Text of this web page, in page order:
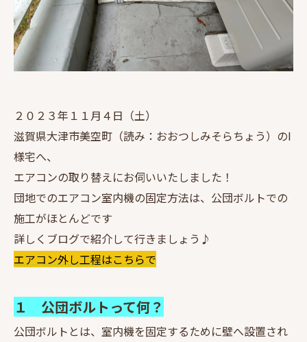
２０２３年１１月４日（土）
滋賀県大津市美空町（読み：おおつしみそらちょう）のI
様宅へ、
エアコンの取り替えにお伺いいたしました！
団地でのエアコン室内機の固定方法は、公団ボルトでの
施工がほとんどです
詳しくブログで紹介して行きましょう♪
エアコン外し工程はこちらで
１ 公団ボルトって何？
公団ボルトとは、室内機を固定するために壁へ設置され